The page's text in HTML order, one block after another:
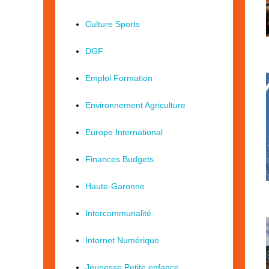
Culture Sports
DGF
Emploi Formation
Environnement Agriculture
Europe International
Finances Budgets
Haute-Garonne
Intercommunalité
Internet Numérique